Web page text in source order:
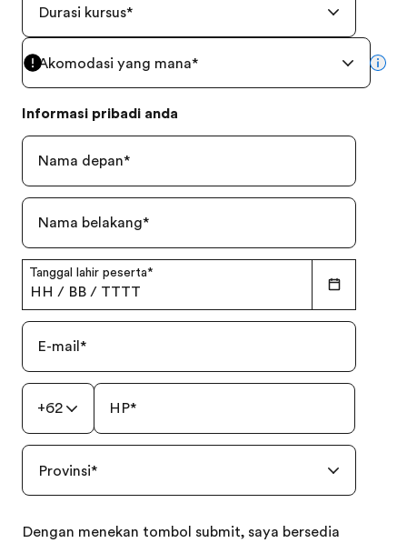
Durasi kursus*
Akomodasi yang mana*
Informasi pribadi anda
Nama depan*
Nama belakang*
Tanggal lahir peserta*
HH / BB / TTTT
E-mail *
+62 HP*
Provinsi*
Dengan menekan tombol submit, saya bersedia